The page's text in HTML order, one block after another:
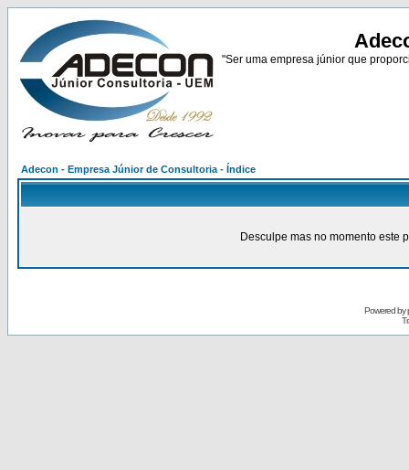
"Ser uma empresa júnior que
Adecon - Empresa Júnior de Consultoria - Índice
Desculpe mas no momento este
Powered by